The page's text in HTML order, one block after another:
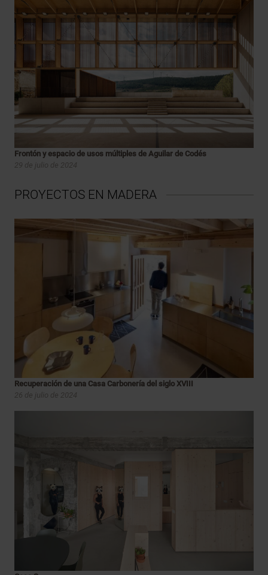
Frontón y espacio de usos múltiples de Aguilar de Codés
29 de julio de 2024
PROYECTOS EN MADERA
Recuperación de una Casa Carbonería del siglo XVIII
26 de julio de 2024